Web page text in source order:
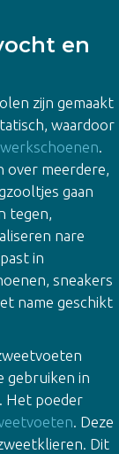
en
zijn gemaakt
waardoor
.
over meerdere,
gaan
tegen,
nare
in
sneakers
name geschikt
gebruiken in
. Het poeder
. Deze
Dit